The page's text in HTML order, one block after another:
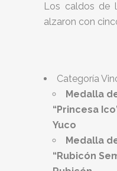
Los caldos de
alzaron con
Categoría
Medalla
“Princesa
Yuco
Medalla
“Rubicón